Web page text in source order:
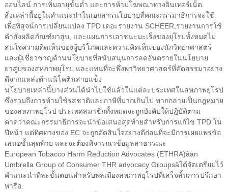
ออนไลน์ การเพิ่มอายุขั้นต่ำ และการห้ามโฆษณาทางอินเทอร์เน็ต
สิ่งเหล่านี้อยู่ในคำแนะนำในเอกสารนโยบายที่คณะกรรมาธิการจะใช้
เพื่อพิสูจน์การเปลี่ยนแปลง TPD เดอะรายงาน SCHEER รายงานการใช้
คำสั่งผลิตภัณฑ์ยาสูบ , และแผนการเอาชนะมะเร็งของยุโรปทั้งหมดไม่
สนใจความคิดเห็นของผู้บริโภคและความคิดเห็นของนักวิทยาศาสตร์
และผู้เชี่ยวชาญด้านนโยบายที่สนับสนุนการลดอันตรายในนโยบาย
ยาสูบของสหภาพยุโรป และแทนที่จะพึ่งพาวิทยาศาสตร์ที่คัดสรรมาอย่าง
ดีจากแหล่งต้านนิโคตินสายแข็ง
นโยบายเหล่านี้บางส่วนได้นำไปใช้แล้วในแต่ละประเทศในสหภาพยุโรป
ซึ่งรวมถึงการห้ามใช้รสชาติและภาษีที่มากเกินไป หากกลายเป็นกฎหมาย
ของสหภาพยุโรป ประเทศสมาชิกทั้งหมดจะถูกบังคับให้ปฏิบัติตาม
คาดว่าคณะกรรมาธิการจะนำข้อเสนอสุดท้ายสำหรับการแก้ไข TPD ใน
ปีหน้า แต่ทิศทางของ EC จะถูกตัดสินใจอย่างดีก่อนที่จะมีการเผยแพร่ข้อ
เสนอขั้นสุดท้าย และจะต้องพิจารณาข้อมูลสาธารณะ
European Tobacco Harm Reduction Advocates (ETHRA)âan
Umbrella Group of Consumer THR advocacy Groupsâได้จัดเตรียมไว้
คำแนะนำทีละขั้นตอนสำหรับพลเมืองสหภาพยุโรปที่เสร็จสิ้นการปรึกษา
หารือ.